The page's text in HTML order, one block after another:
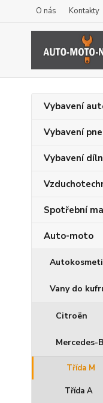
O nás Kontakty
Vybavení
Vybavení
Vybavení
Spotřební
Auto-moto
Vany do
Citroën
Mercedes-
Třída M
Třída A